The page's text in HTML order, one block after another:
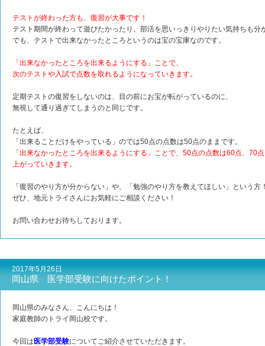
テストが終わった方も、復習が大事です！
テスト期間が終わって遊びたかったり、部活を思いっきりやりたい気持ちも分
でも、テストで出来なかったところというのは宝の宝庫なのです。
「出来なかったところを出来るようにする」ことで、
次のテストや入試で点数を取れるようになっていきます。
定期テストの復習をしないのは、目の前にお宝が転がっているのに、
無視して通り過ぎてしまうのと同じです。
たとえば、
「出来ることだけをやっている」のでは50点の点数は50点のままです。
「出来なかったところを出来るようにする」ことで、50点の点数は60点、70
上がっていきます。
「復習のやり方が分からない」や、「勉強のやり方を教えてほしい」という方
ぜひ、地元トライさんにお気軽にご相談ください！
お問い合わせお待ちしております。
2017年5月26日
岡山県 医学部受験に向けたポイント！
岡山県のみなさん、こんにちは！
家庭教師のトライ岡山校です。
今回は 医学部受験についてご紹介させていただきます。